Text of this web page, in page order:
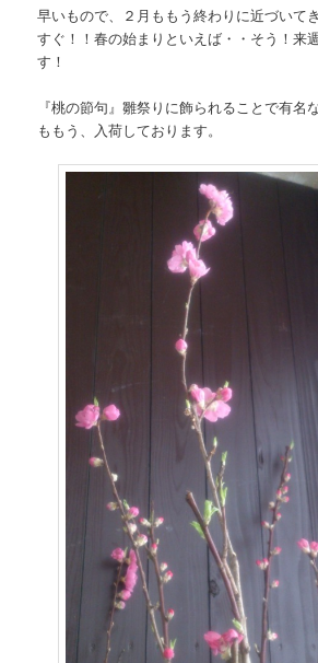
早いもので、２月ももう終わりに近づいて
すぐ！！春の始まりといえば・・そう！来
す！
『桃の節句』雛祭りに飾られることで有名
ももう、入荷しております。